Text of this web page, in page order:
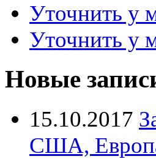
Уточнить у
Уточнить у
Новые
15.10.2017
США,